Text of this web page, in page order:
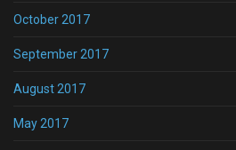
October 2017
September 2017
August 2017
May 2017